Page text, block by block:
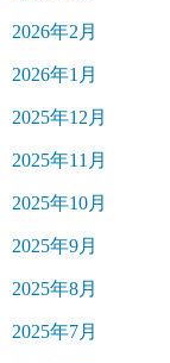
2026年2月
2026年1月
2025年12月
2025年11月
2025年10月
2025年9月
2025年8月
2025年7月